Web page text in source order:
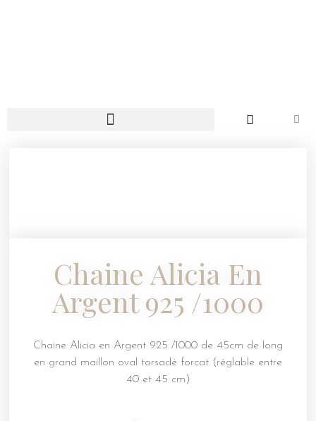
Chaine Alicia En
Argent 925 /1000
Chaine Alicia en Argent 925 /1000 de 45cm de long
en grand maillon oval torsadé forcat (réglable entre
40 et 45 cm)